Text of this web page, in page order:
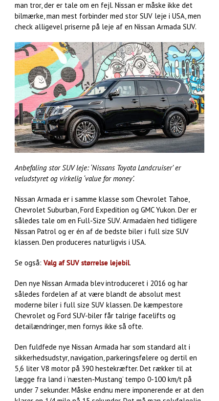
man tror, der er tale om en fejl. Nissan er måske ikke det
bilmærke, man mest forbinder med stor SUV leje i USA, men
check alligevel priserne på leje af en Nissan Armada SUV.
Anbefaling stor SUV leje: ‘Nissans Toyota Landcruiser’ er
veludstyret og virkelig ‘value for money’.
Nissan Armada er i samme klasse som Chevrolet Tahoe,
Chevrolet Suburban, Ford Expedition og GMC Yukon. Der er
således tale om en Full-Size SUV. Armada’en hed tidligere
Nissan Patrol og er én af de bedste biler i full size SUV
klassen. Den produceres naturligvis i USA.
Se også: Valg af SUV størrelse lejebil.
Den nye Nissan Armada blev introduceret i 2016 og har
således fordelen af at være blandt de absolut mest
moderne biler i full size SUV klassen. De kæmpestore
Chevrolet og Ford SUV-biler får talrige facelifts og
detailændringer, men fornys ikke så ofte.
Den fuldfede nye Nissan Armada har som standard alt i
sikkerhedsudstyr, navigation, parkeringsfølere og dertil en
5,6 liter V8 motor på 390 hestekræfter. Det rækker til at
lægge fra land i ‘næsten-Mustang’ tempo 0-100 km/t på
under 7 sekunder. Måske endnu mere imponerende er at den